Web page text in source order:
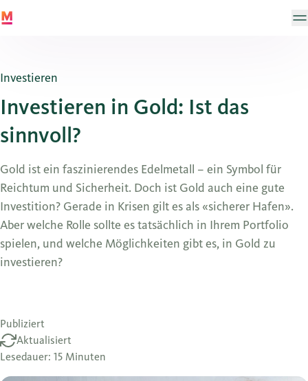
Investieren
Investieren in Gold: Ist das
sinnvoll?
Gold ist ein faszinierendes Edelmetall – ein Symbol für
Reichtum und Sicherheit. Doch ist Gold auch eine gute
Investition? Gerade in Krisen gilt es als «sicherer Hafen».
Aber welche Rolle sollte es tatsächlich in Ihrem Portfolio
spielen, und welche Möglichkeiten gibt es, in Gold zu
investieren?
Publiziert
Aktualisiert
Lesedauer: 15 Minuten